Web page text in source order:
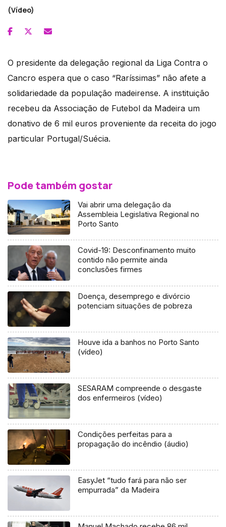
(Vídeo)
O presidente da delegação regional da Liga Contra o
Cancro espera que o caso “Raríssimas” não afete a
solidariedade da população madeirense. A instituição
recebeu da Associação de Futebol da Madeira um
donativo de 6 mil euros proveniente da receita do jogo
particular Portugal/Suécia.
Pode também gostar
Vai abrir uma delegação da
Assembleia Legislativa Regional no
Porto Santo
Covid-19: Desconfinamento muito
contido não permite ainda
conclusões firmes
Doença, desemprego e divórcio
potenciam situações de pobreza
Houve ida a banhos no Porto Santo
(vídeo)
SESARAM compreende o desgaste
dos enfermeiros (vídeo)
Condições perfeitas para a
propagação do incêndio (áudio)
EasyJet “tudo fará para não ser
empurrada” da Madeira